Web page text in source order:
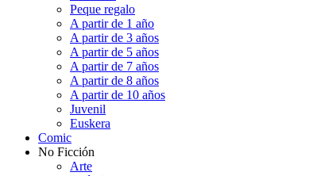
Peque regalo
A partir de 1 año
A partir de 3 años
A partir de 5 años
A partir de 7 años
A partir de 8 años
A partir de 10 años
Juvenil
Euskera
Comic
No Ficción
Arte